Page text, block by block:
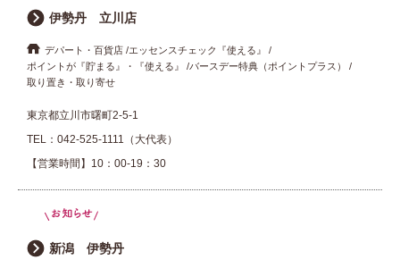
伊勢丹 立川店
デパート・百貨店 エッセンスチェック『使える』
ポイントが『貯まる』・『使える』
バースデー特典（ポイントプラス）
取り置き・取り寄せ
東京都立川市曙町2-5-1
TEL： 042-525-1111（大代表）
【営業時間】10：00-19：30
新潟 伊勢丹